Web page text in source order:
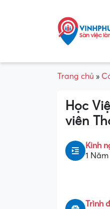
Trang chủ »
Học
viên
Kinh
1 Năm
Trình